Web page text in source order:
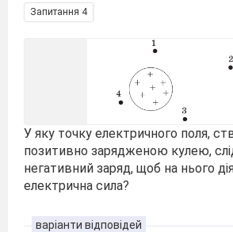
Запитання 4
У яку точку електричного поля,
позитивно зарядженою кулею,
негативний заряд, щоб на нього
електрична сила?
варіанти відповідей